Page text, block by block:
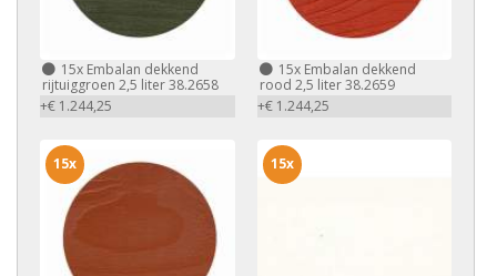
15x Embalan dekkend
rijtuiggroen 2,5 liter 38.2658
+€ 1.244,25
15xEmbalan dekkend
rood 2,5 liter 38.2659
+€ 1.244,25
15x 15x